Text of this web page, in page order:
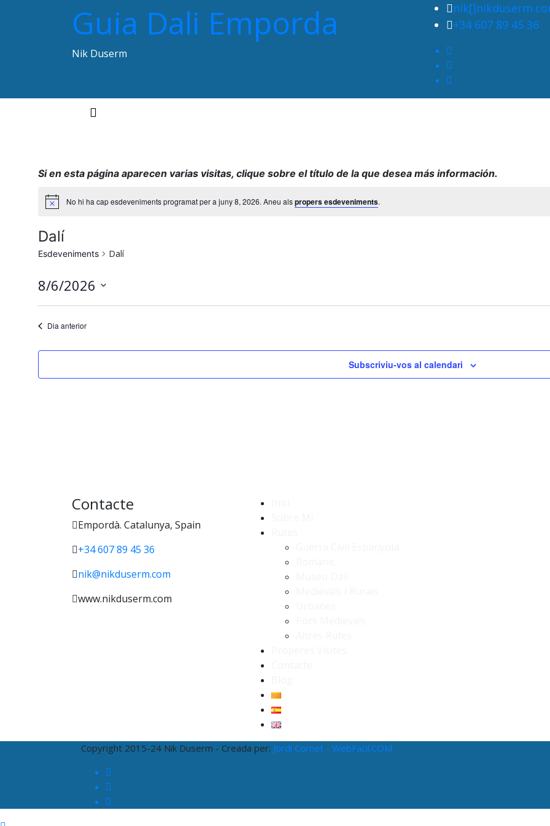
Guia Dali Emporda
Nik Duserm
+34 607 89 45 36
Toggle navigation
Si en esta página aparecen varias visitas, clique sobre el título de la que desea más información.
No hi ha cap esdeveniments programat per a juny 8, 2026. Aneu alspropers esdeveniments.
Dalí
Esdeveniments Dalí
8/6/2026
Selecciona
data.
Dia anterior
Subscriviu-vos al calendari
Contacte
Empordà. Catalunya, Spain
+34 607 89 45 36
nik@nikduserm.com
www.nikduserm.com
Copyright 2015-24 Nik Duserm - Creada per: Jordi Cornet - WebFacil.COM
Consulti les properes visites